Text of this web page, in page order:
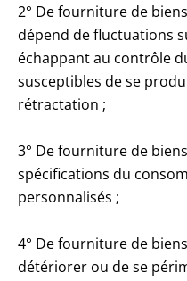
2° De fourniture de
dépend de fluctuations
échappant au contrôle
susceptibles de se
rétractation ;
3° De fourniture de
spécifications du
personnalisés ;
4° De fourniture de
détériorer ou de se